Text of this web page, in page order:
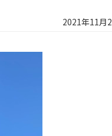
2021年11月